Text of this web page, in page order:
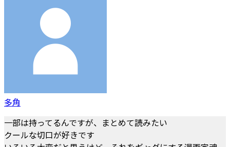
多角
一部は持ってるんですが、まとめて読みたい
クールな切口が好きです